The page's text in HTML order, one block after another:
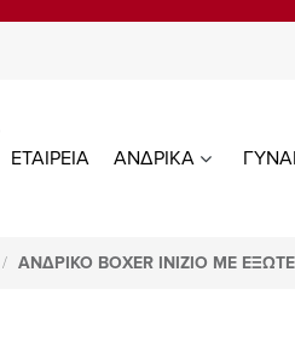
ΕΤΑΙΡΕΙΑ ΑΝΔΡΙΚΑ
ΑΝΔΡΙΚΟ BOXER INIZIO ΜΕ